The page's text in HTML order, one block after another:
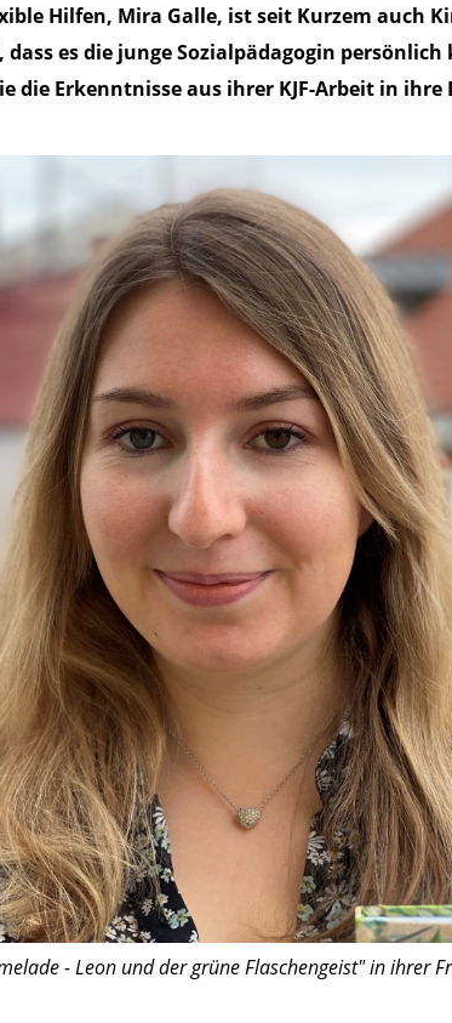
Hilfen, Mira Galle, ist seit Kurzem auch
dass es die junge Sozialpädagogin
die Erkenntnisse aus ihrer KJF-Arbeit in
- Leon und der grüne Flaschengeist" in ihrer